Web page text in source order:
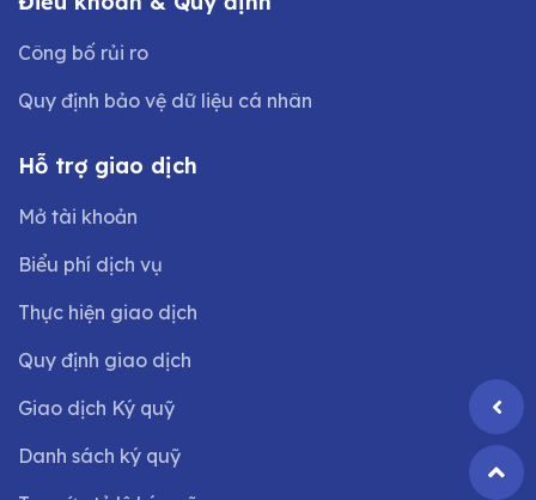
Công bố rủi ro
Quy định bảo vệ dữ liệu cá nhân
Hỗ trợ giao dịch
Mở tài khoản
Biểu phí dịch vụ
Thực hiện giao dịch
Quy định giao dịch
Giao dịch Ký quỹ
Danh sách ký quỹ